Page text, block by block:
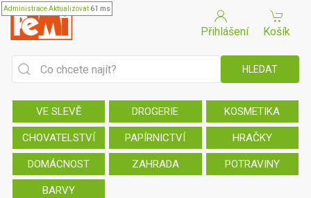
AdministraceAktualizovat 61 ms
Přihlášení Košík
VE SLEVĚ DROGERIE KOSMETIKA
CHOVATELSTVÍ PAPÍRNICTVÍ HRAČKY
DOMÁCNOST ZAHRADA POTRAVINY
BARVY